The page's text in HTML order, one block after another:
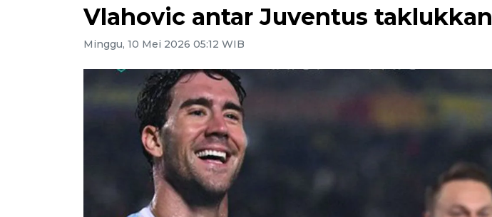
Vlahovic antar Juventus
Minggu, 10 Mei 2026 05:12 WIB